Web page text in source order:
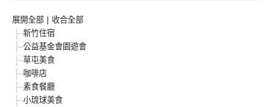
展開全部 | 收合全部
新竹住宿
公益基金會園遊會
草屯美食
咖啡店
素食餐廳
小琉球美食